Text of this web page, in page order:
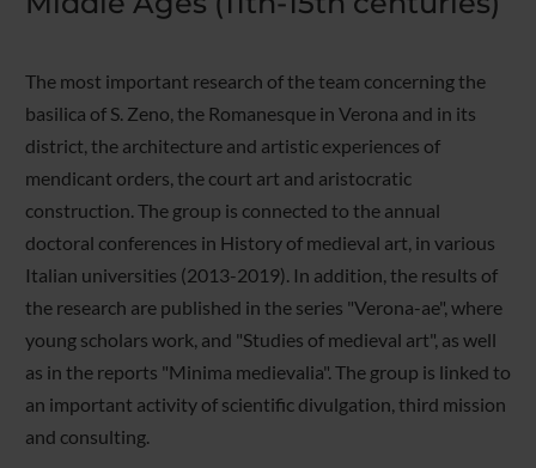
The most important research of the team concerning the
basilica of S. Zeno, the Romanesque in Verona and in its
district, the architecture and artistic experiences of
mendicant orders, the court art and aristocratic
construction. The group is connected to the annual
doctoral conferences in History of medieval art, in various
Italian universities (2013-2019). In addition, the results of
the research are published in the series "Verona-ae", where
young scholars work, and "Studies of medieval art", as well
as in the reports "Minima medievalia". The group is linked to
an important activity of scientific divulgation, third mission
and consulting.